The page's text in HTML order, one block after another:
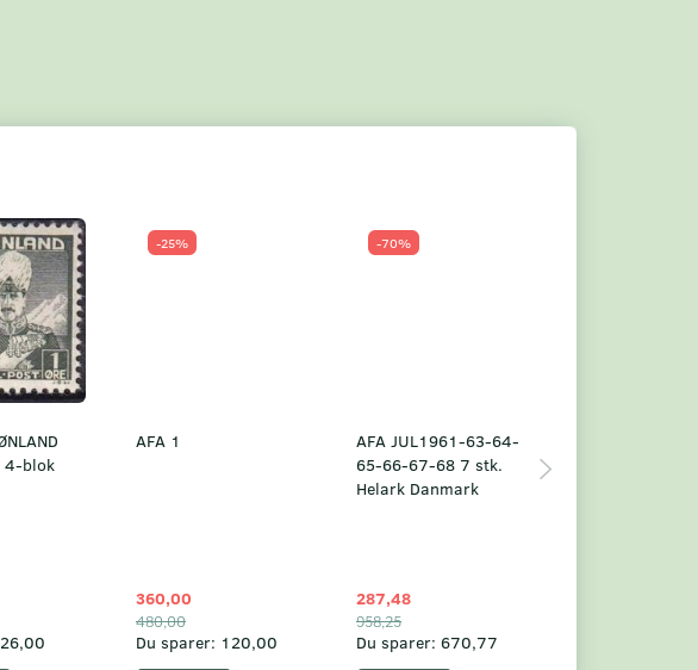
4-blok
26,00
-25%
AFA 1
360,00
480,00
Du sparer: 120,00
-70%
AFA JUL1961-63-64-
65-66-67-68 7 stk.
Helark Danmark
287,48
958,25
Du sparer: 670,77